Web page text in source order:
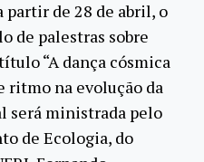
partir de 28 de abril, o
de palestras sobre
“A dança cósmica
ritmo na evolução da
será ministrada pelo
de Ecologia, do